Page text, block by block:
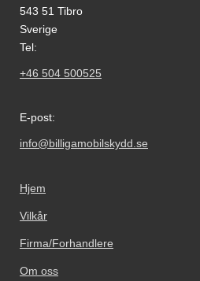
543 51 Tibro
Sverige
Tel:
+46 504 500525
E-post:
info@billigamobilskydd.se
Hjem
Vilkår
Firma/Forhandlere
Om oss